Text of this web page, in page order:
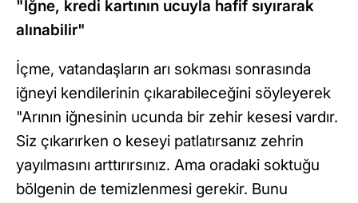
"İğne, kredi kartının ucuyla hafif sıyırarak
alınabilir"
İçme, vatandaşların arı sokması sonrasında
iğneyi kendilerinin çıkarabileceğini söyleyerek
"Arının iğnesinin ucunda bir zehir kesesi vardır.
Siz çıkarırken o keseyi patlatırsanız zehrin
yayılmasını arttırırsınız. Ama oradaki soktuğu
bölgenin de temizlenmesi gerekir. Bunu